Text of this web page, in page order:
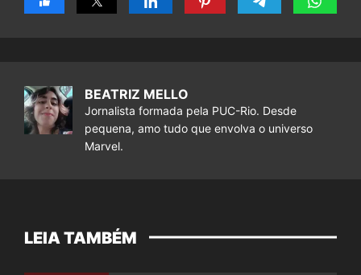
BEATRIZ MELLO
Jornalista formada pela PUC-Rio. Desde
pequena, amo tudo que envolva o universo
Marvel.
LEIA TAMBÉM